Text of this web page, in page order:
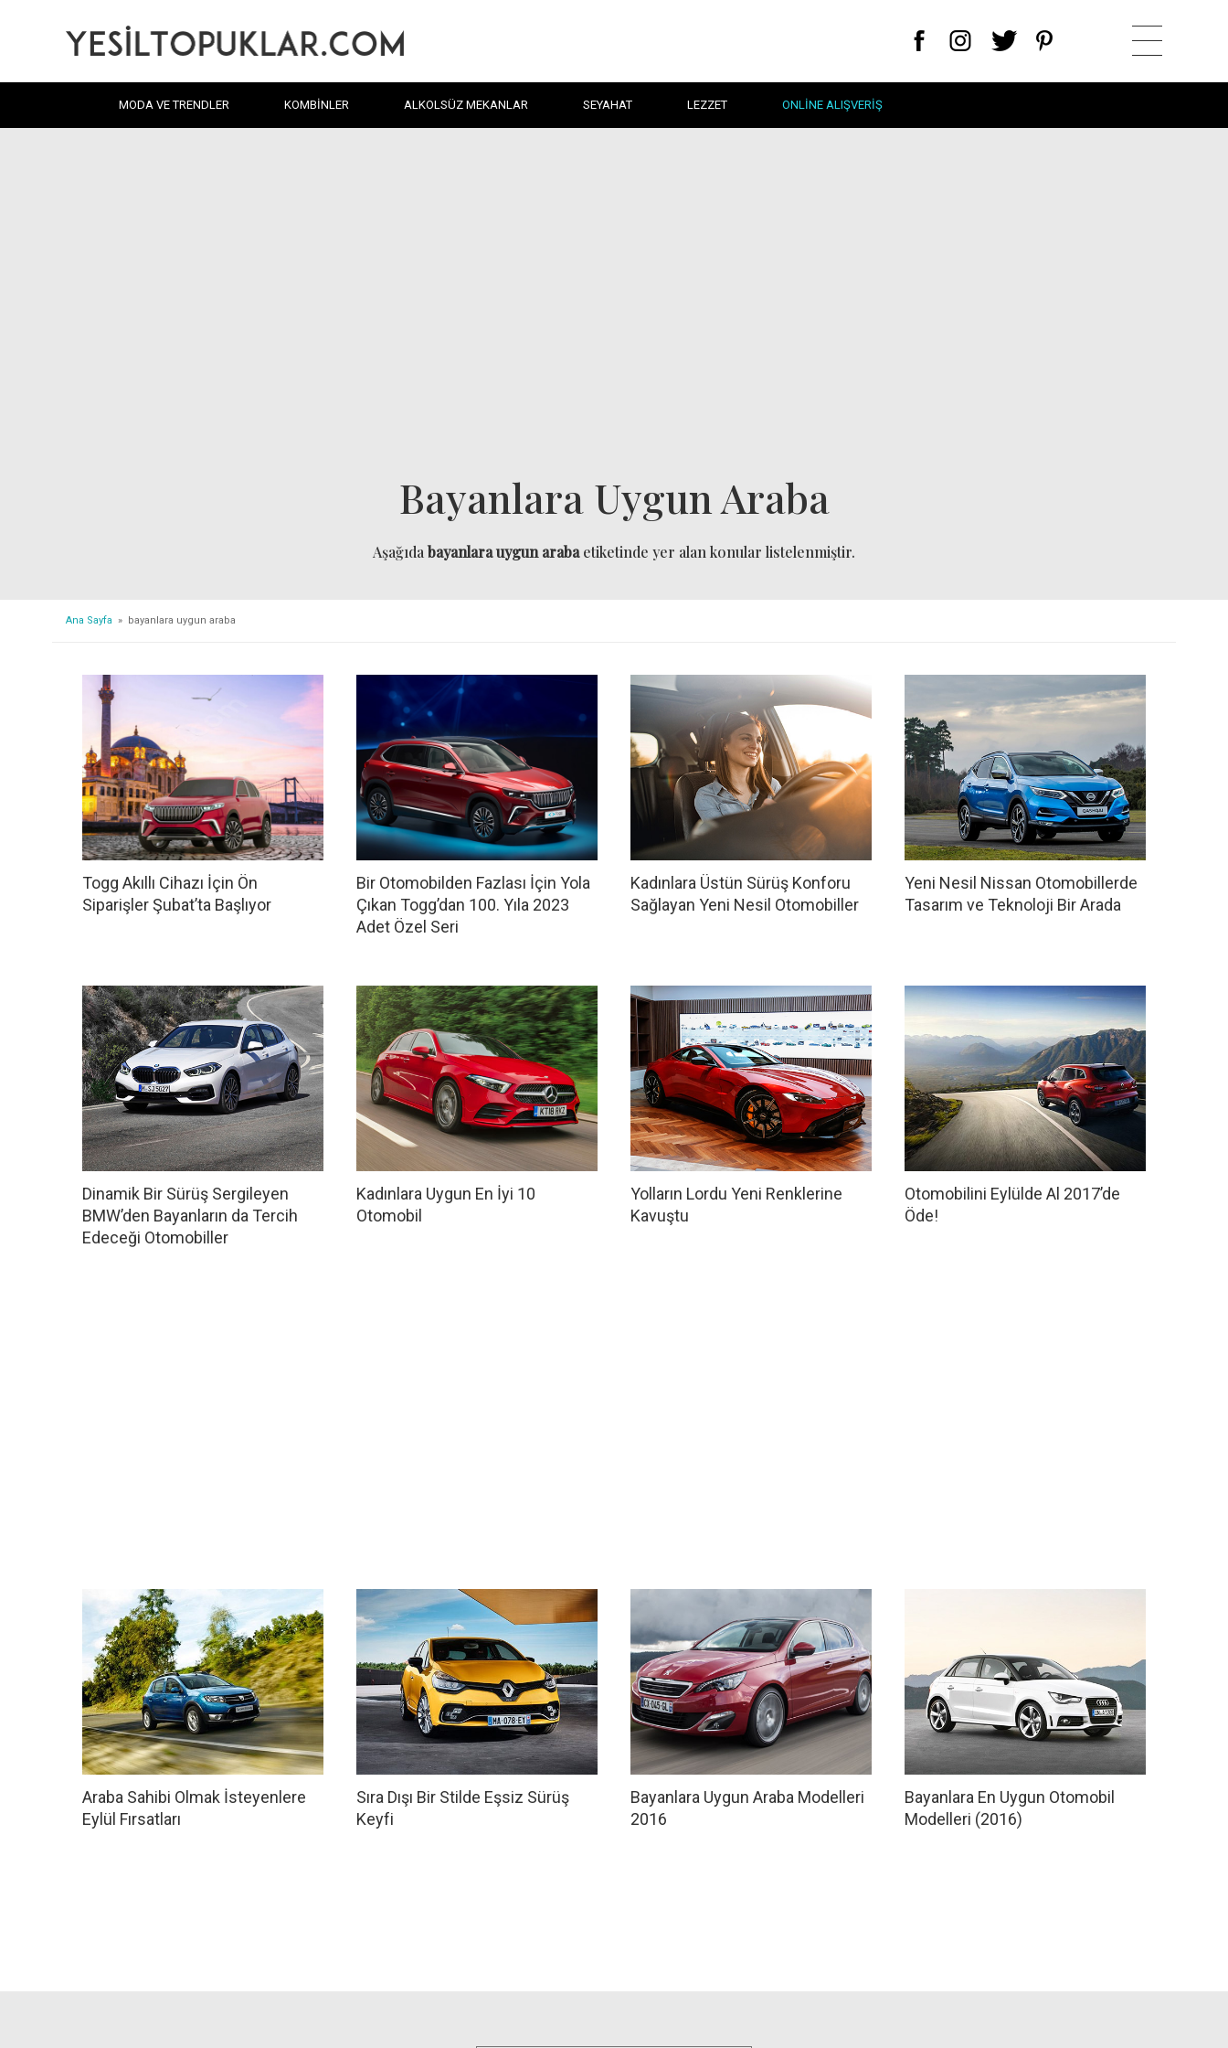
MODA VE TRENDLER KOMBINLER ALKOLSÜZ MEKANLAR SEYAHAT LEZZET ONLINE ALIŞVERIŞ
Bayanlara Uygun Araba
Aşağıda bayanlara uygun arabaetiketinde yer alan konular listelenmiştir.
Ana Sayfa » bayanlara uygun araba
Togg Akıllı Cihazı İçin Ön
Siparişler Şubat’ta Başlıyor
Bir Otomobilden Fazlası İçin Yola
Çıkan Togg’dan 100. Yıla 2023
Adet Özel Seri
Kadınlara Üstün Sürüş Konforu
Sağlayan Yeni Nesil Otomobiller
Yeni Nesil Nissan Otomobillerde
Tasarım ve Teknoloji Bir Arada
Dinamik Bir Sürüş Sergileyen
BMW’den Bayanların da Tercih
Edeceği Otomobiller
Kadınlara Uygun En İyi 10
Otomobil
Yolların Lordu Yeni Renklerine
Kavuştu
Otomobilini Eylülde Al 2017’de
Öde!
Araba Sahibi Olmak İsteyenlere
Eylül Fırsatları
Sıra Dışı Bir Stilde Eşsiz Sürüş
Keyfi
Bayanlara Uygun Araba Modelleri
2016
Bayanlara En Uygun Otomobil
Modelleri (2016)